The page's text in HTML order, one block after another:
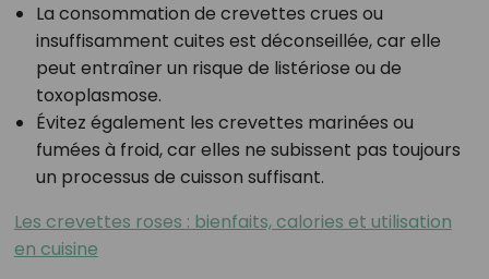
La consommation de crevettes crues ou
insuffisamment cuites est déconseillée, car elle
peut entraîner un risque de listériose ou de
toxoplasmose.
Évitez également les crevettes marinées ou
fumées à froid, car elles ne subissent pas toujours
un processus de cuisson suffisant.
Les crevettes roses : bienfaits, calories et utilisation
en cuisine